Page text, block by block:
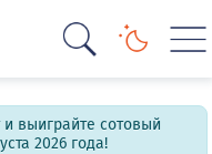
выиграйте сотовый
2026 года!